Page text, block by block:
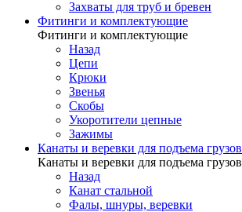
Захваты для труб и бревен
Фитинги и комплектующие
Фитинги и комплектующие
Назад
Цепи
Крюки
Звенья
Скобы
Укоротители цепные
Зажимы
Канаты и веревки для подъема грузов
Канаты и веревки для подъема грузов
Назад
Канат стальной
Фалы, шнуры, веревки